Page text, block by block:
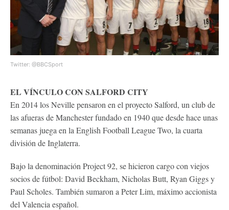
Twitter: @BBCSport
EL VÍNCULO CON SALFORD CITY
En 2014 los Neville pensaron en el proyecto Salford, un club de
las afueras de Manchester fundado en 1940 que desde hace unas
semanas juega en la English Football League Two, la cuarta
división de Inglaterra.
Bajo la denominación Project 92, se hicieron cargo con viejos
socios de fútbol: David Beckham, Nicholas Butt, Ryan Giggs y
Paul Scholes. También sumaron a Peter Lim, máximo accionista
del Valencia español.